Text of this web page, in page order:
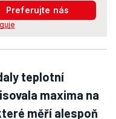
Preferujte nás
teplotní
maxima na
měří alespoň